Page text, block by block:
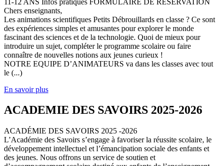
Chers enseignants,
Les animations scientifiques Petits Débrouillards en classe ? Ce sont
des expériences simples et amusantes pour explorer le monde
fascinant des sciences et de la technologie. Quoi de mieux pour
introduire un sujet, compléter le programme scolaire ou faire
connaître de nouvelles notions aux jeunes curieux !
NOTRE EQUIPE D’ANIMATEURS va dans les classes avec tout
le (...)
En savoir plus
ACADEMIE DES SAVOIRS 2025-2026
ACADÉMIE DES SAVOIRS 2025 -2026
L’Académie des Savoirs s’engage à favoriser la réussite scolaire, le
développement intellectuel et l’émancipation sociale des enfants et
des jeunes. Nous offrons un service de soutien et